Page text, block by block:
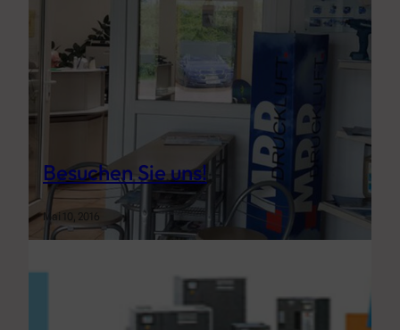
Besuchen Sie uns!
Mai 10, 2016